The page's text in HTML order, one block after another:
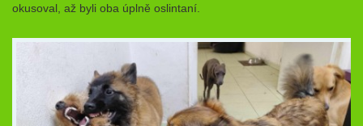
okusoval, až byli oba úplně oslintaní.